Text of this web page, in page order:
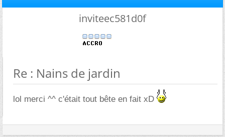
inviteec581d0f
Re : Nains de jardin
lol merci ^^ c'était tout bête en fait xD